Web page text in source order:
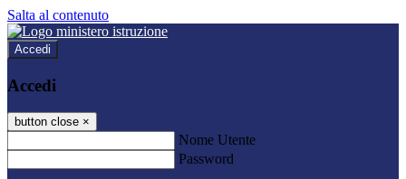
Salta al contenuto
Accedi
Accedi
button close ×
Nome Utente
Password